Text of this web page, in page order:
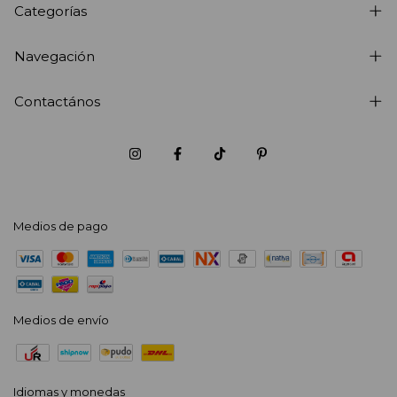
Categorías
Navegación
Contactános
Medios de pago
Medios de envío
Idiomas y monedas